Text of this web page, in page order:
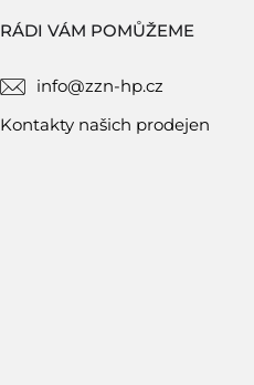
RÁDI VÁM POMŮŽEME
info@zzn-hp.cz
Kontakty našich prodejen